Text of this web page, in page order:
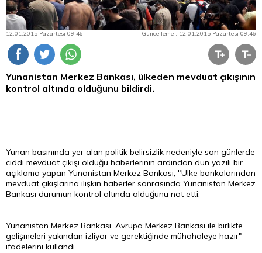
12.01.2015 Pazartesi 09:46 Güncelleme : 12.01.2015 Pazartesi 09:46
Yunanistan Merkez Bankası, ülkeden mevduat çıkışının
kontrol altında olduğunu bildirdi.
Yunan basınında yer alan politik belirsizlik nedeniyle son günlerde
ciddi mevduat çıkışı olduğu haberlerinin ardından dün yazılı bir
açıklama yapan Yunanistan Merkez Bankası, "Ülke bankalarından
mevduat çıkışlarına ilişkin haberler sonrasında Yunanistan Merkez
Bankası durumun kontrol altında olduğunu not etti.
Yunanistan Merkez Bankası, Avrupa Merkez Bankası ile birlikte
gelişmeleri yakından izliyor ve gerektiğinde mühahaleye hazır"
ifadelerini kullandı.